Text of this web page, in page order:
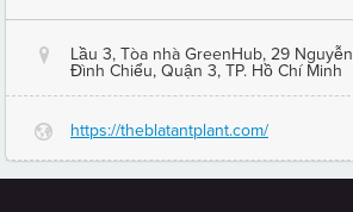
@
Lầu 3, Tòa nhà GreenHub, 29 Nguyễn
Đình Chiểu, Quận 3, TP. Hồ Chí Minh
G https://theblatantplant.com/